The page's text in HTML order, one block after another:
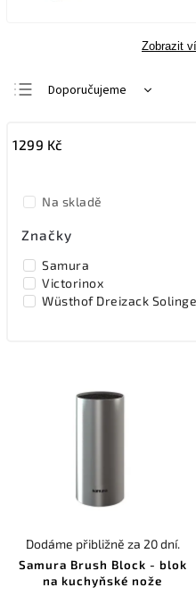
Zobrazit
Doporučujeme
Nejdražší
Abecedně
1299 Kč
Na skladě
Značky
Samura
Victorinox
Wüsthof Dreizack
Samura Brush Block - blok
na kuchyňské nože
Dodáme přibližně za 20 dní.